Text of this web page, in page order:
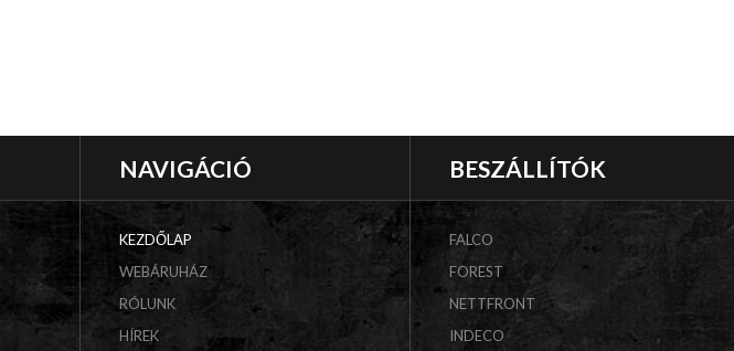
NAVIGÁCIÓ
KEZDŐLAP
WEBÁRUHÁZ
RÓLUNK
HÍREK
BESZÁLLÍTÓK
FALCO
FOREST
NETTFRONT
INDECO